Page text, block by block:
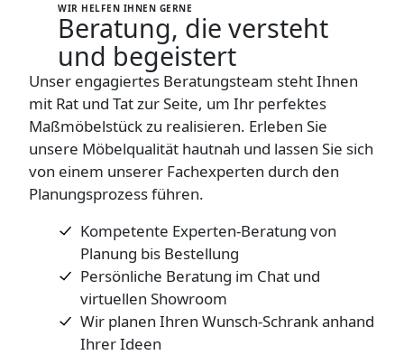
WIR HELFEN IHNEN GERNE
Beratung, die versteht
und begeistert
Unser engagiertes Beratungsteam steht Ihnen
mit Rat und Tat zur Seite, um Ihr perfektes
Maßmöbelstück zu realisieren. Erleben Sie
unsere Möbelqualität hautnah und lassen Sie sich
von einem unserer Fachexperten durch den
Planungsprozess führen.
Kompetente Experten-Beratung von
Planung bis Bestellung
Persönliche Beratung im Chat und
virtuellen Showroom
Wir planen Ihren Wunsch-Schrank anhand
Ihrer Ideen